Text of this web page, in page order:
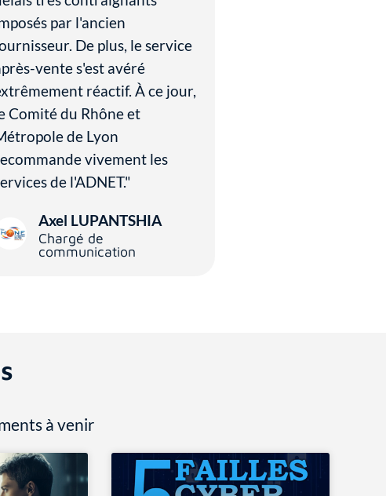
par l'ancien
De plus, le service
vente s'est avéré
réactif. À ce jour,
Comité du Rhône et
de Lyon
vivement les
de l'ADNET."
Axel LUPANTSHIA
Chargé de
communication
à venir